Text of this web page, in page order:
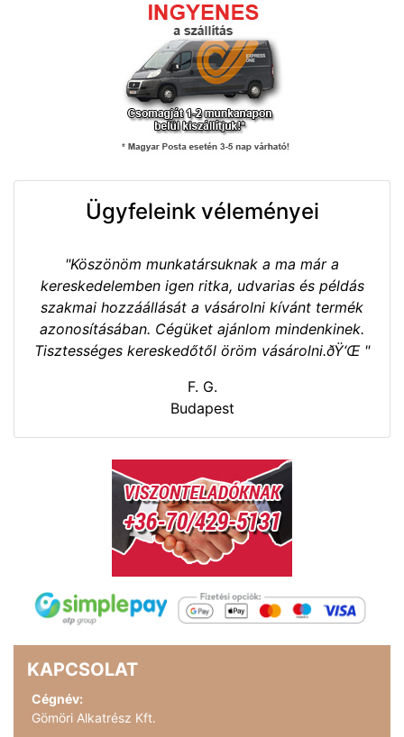
Ügyfeleink véleményei
"Köszönöm munkatársuknak a ma már a
kereskedelemben igen ritka, udvarias és példás
szakmai hozzáállását a vásárolni kívánt termék
azonosításában. Cégüket ajánlom mindenkinek.
Tisztességes kereskedőtől öröm vásárolni.ðŸ‘Œ "
F. G.
Budapest
KAPCSOLAT
Cégnév:
Gömöri Alkatrész Kft.